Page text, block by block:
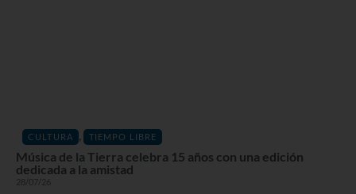
CULTURA , TIEMPO LIBRE
Música de la Tierra celebra 15 años con una edición
dedicada a la amistad
28/07/26